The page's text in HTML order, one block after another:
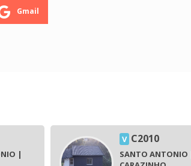
Gmail
|
V C2010
SANTO ANTONIO